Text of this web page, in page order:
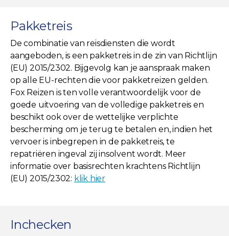
Pakketreis
De combinatie van reisdiensten die wordt
aangeboden, is een pakketreis in de zin van Richtlijn
(EU) 2015/2302. Bijgevolg kan je aanspraak maken
op alle EU-rechten die voor pakketreizen gelden.
Fox Reizen is ten volle verantwoordelijk voor de
goede uitvoering van de volledige pakketreis en
beschikt ook over de wettelijke verplichte
bescherming om je terug te betalen en, indien het
vervoer is inbegrepen in de pakketreis, te
repatriëren ingeval zij insolvent wordt. Meer
informatie over basisrechten krachtens Richtlijn
(EU) 2015/2302: klik hier
Inchecken